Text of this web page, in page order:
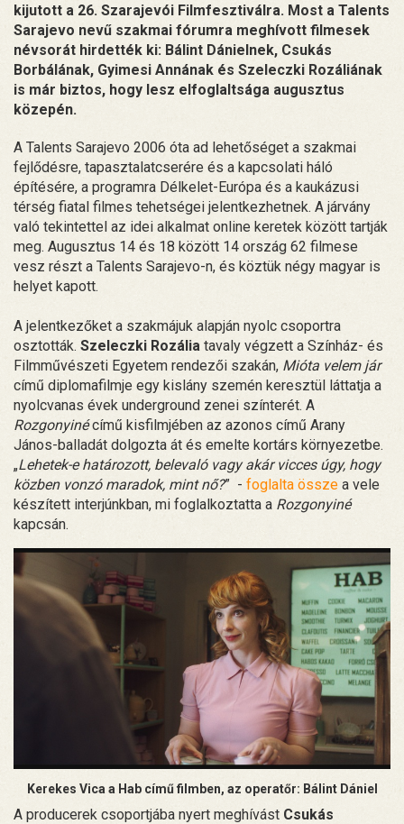
kijutott a 26. Szarajevói Filmfesztiválra. Most a Talents
Sarajevo nevű szakmai fórumra meghívott filmesek
névsorát hirdették ki: Bálint Dánielnek, Csukás
Borbálának, Gyimesi Annának és Szeleczki Rozáliának
is már biztos, hogy lesz elfoglaltsága augusztus
közepén.
A Talents Sarajevo 2006 óta ad lehetőséget a szakmai
fejlődésre, tapasztalatcserére és a kapcsolati háló
építésére, a programra Délkelet-Európa és a kaukázusi
térség fiatal filmes tehetségei jelentkezhetnek. A járvány
való tekintettel az idei alkalmat online keretek között tartják
meg. Augusztus 14 és 18 között 14 ország 62 filmese
vesz részt a Talents Sarajevo-n, és köztük négy magyar is
helyet kapott.
A jelentkezőket a szakmájuk alapján nyolc csoportra
osztották. Szeleczki Rozália tavaly végzett a Színház- és
Filmművészeti Egyetem rendezői szakán, Mióta velem jár
című diplomafilmje egy kislány szemén keresztül láttatja a
nyolcvanas évek underground zenei színterét. A
Rozgonyinécímű kisfilmjében az azonos című Arany
János-balladát dolgozta át és emelte kortárs környezetbe.
„Lehetek-e határozott, belevaló vagy akár vicces úgy, hogy
közben vonzó maradok, mint nő?” - foglalta össze a vele
készített interjúnkban, mi foglalkoztatta a Rozgonyiné
kapcsán.
Kerekes Vica a Hab című filmben, az operatőr: Bálint Dániel
A producerek csoportjába nyert meghívást Csukás